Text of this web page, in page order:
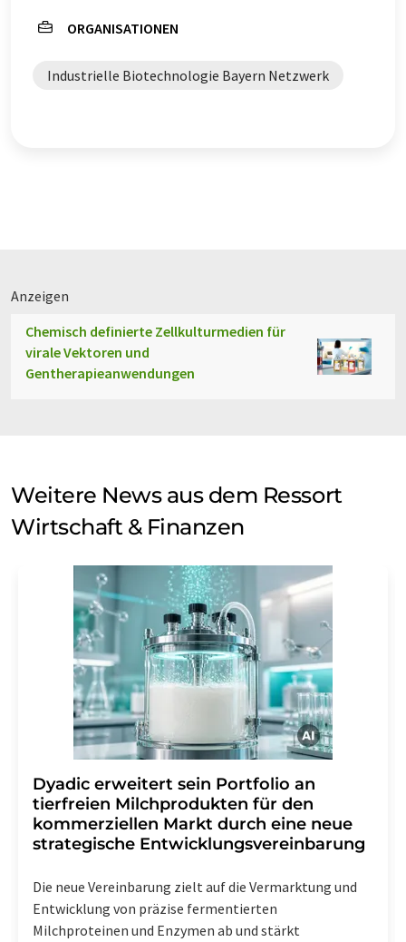
ORGANISATIONEN
Industrielle Biotechnologie Bayern Netzwerk
Anzeigen
Chemisch definierte Zellkulturmedien für
virale Vektoren und
Gentherapieanwendungen
Weitere News aus dem Ressort
Wirtschaft & Finanzen
Dyadic erweitert sein Portfolio an
tierfreien Milchprodukten für den
kommerziellen Markt durch eine neue
strategische Entwicklungsvereinbarung
Die neue Vereinbarung zielt auf die Vermarktung und
Entwicklung von präzise fermentierten
Milchproteinen und Enzymen ab und stärkt